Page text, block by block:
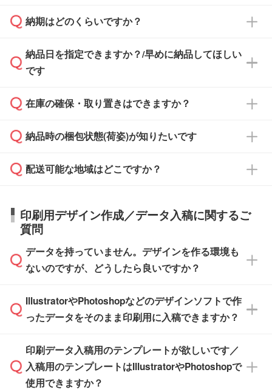
どの場合は、月末締め翌月末払いに対応可能で
また、卒業・卒園記念品で対策委員会や個人様
校や幼稚園・保育園であれば、同様の条件でご
ご希望の際は担当スタッフまでお気軽にご相談
ください。
納品書・領収書は ご依頼をいただいた場合の
ず、通常はPDFデータをメール添付でお送りし
ます。
たは注文フォームの『ご注文に関する備考欄』
納期はどのくらいですか？
・印刷する場合(500個程度)
ご入金、イメージ画像の校了から約2週間～2
ご入金確認後、1～2営業日で出荷いたしま
タッフまでお問い合わせください。
ル」に注文予定日をご入力いただくと、おおよ
その締切日や出荷目安をご確認いただけます。
品が決まりましたらお早めのご発注をお願いい
たします。
※土日祝日を除く営業日換算です。
※沖縄・離島は追加日数がかかります。
納品日を指定できますか？/早めに納品してほしい
です
ご希望の納期がある場合は、お問い合わせ・お
い。
応が可能かご案内いたします。
す。>>対象商品はこちら
※最短出荷日は商品によって異なります。各商
品ページにてご確認ください
在庫の確保・取り置きはできますか？
ご入金確認後に在庫を確保し、注文確定のご連
はできかねますので予めご了承ください。
納品時の梱包状態(荷姿)が知りたいです
商品によって異なります。各ページにある商品
す。(白箱、化粧箱、ブリスターパックなど)
【袋入り】 商品がひとつずつ袋に入っていま
す。(透明袋、デザイン袋など)
【個包装なし】 個包装がされていない状態で
※化粧箱から白箱への入れ替えや、オリジナル
箱の作成は原則承っておりません。
配送可能な地域はどこですか？
日本全国へお届けが可能です。なお、海外への
直接納品は行っておりませんので予めご了承く
ださい。
印刷用デザイン作成／データ入稿に関するご
質問
データを持っていません。デザインを作る環境も
ないのですが、どうしたら良いですか？
無料の「デザインシミュレーター」を使えば、
PCやスマホから簡単にデザインを作成できま
ザインソフトがなくても安心です。
また、「データ作成サービス
IllustratorやPhotoshopなどのデザインソフトで作
ったデータをそのまま印刷用に入稿できますか？
IllustratorやPhotoshop、CLIP STUDIOなどのデ
ザインソフトでこだわりのデザインを作成した
い方は、完全データ入稿
印刷データ入稿用のテンプレートが欲しいです／
入稿用のテンプレートはIllustratorやPhotoshopで
使用できますか？